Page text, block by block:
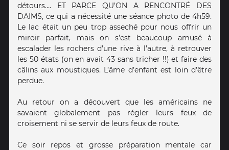
détours…. ET PARCE QU’ON A RENCONTRÉ DES
DAIMS, ce qui a nécessité une séance photo de 4h59.
Le lac était un peu trop asseché pour nous offrir un
miroir parfait, mais on s’est beaucoup amusé à
escalader les rochers d’une rive à l’autre, à retrouver
les 50 états (on en avait 43 sans tricher !!) et faire des
câlins aux moustiques. L’âme d’enfant est loin d’être
perdue.
Au retour on a découvert que les américains ne
savaient globalement pas régler leurs feux de
croisement ni se servir de leurs feux de route.
Ce soir repos et grosse préparation mentale car